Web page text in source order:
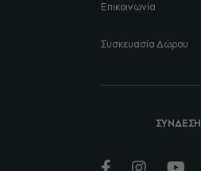
Επικοινωνία
Συσκευασία Δώρου
ΣΥΝΔΕΣΗ